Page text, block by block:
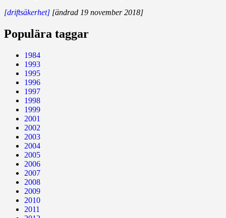
[driftsäkerhet] [ändrad 19 november 2018]
Populära taggar
1984
1993
1995
1996
1997
1998
1999
2001
2002
2003
2004
2005
2006
2007
2008
2009
2010
2011